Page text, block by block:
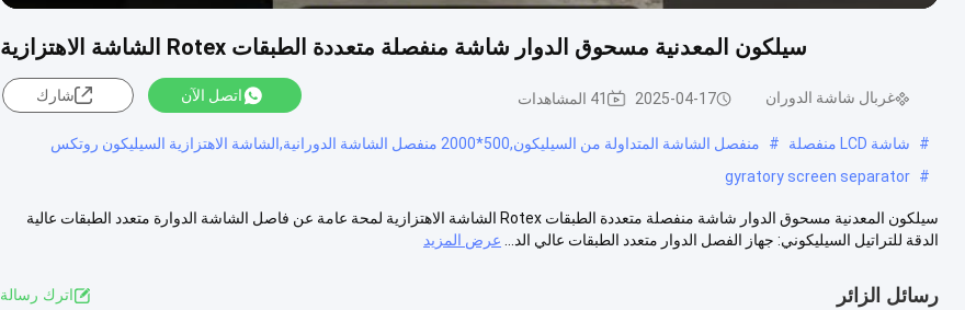
سيلكون المعدنية مسحوق الدوار شاشة منفصلة متعددة الطبقات Rotex الشاشة الاهتزازية
غربال شاشة الدوران 2025-04-17 41 المشاهدات اتصل الآن شارك
# شاشة LCD منفصلة #
منفصل الشاشة المتداولة من السيليكون,500*2000 منفصل الشاشة الدورانية,الشاشة الاهتزازية السيليكون روتكس
#
gyratory screen separator
سيلكون المعدنية مسحوق الدوار شاشة منفصلة متعددة الطبقات Rotex الشاشة الاهتزازية لمحة عامة عن فاصل الشاشة الدوارة متعدد الطبقات عالية
الدقة للتراتيل السيليكوني: جهاز الفصل الدوار متعدد الطبقات عالي الد...
عرض المزيد
رسائل الزائر اترك رسالة